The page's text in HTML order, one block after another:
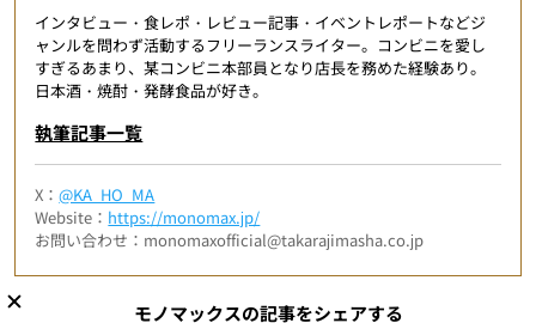
インタビュー・食レポ・レビュー記事・イベントレポートなどジ
ャンルを問わず活動するフリーランスライター。コンビニを愛し
すぎるあまり、某コンビニ本部員となり店長を務めた経験あり。
日本酒・焼酎・発酵食品が好き。
執筆記事一覧
X：@KA_HO_MA
Website： https://monomax.jp/
お問い合わせ：monomaxofficial@takarajimasha.co.jp
モノマックスの記事をシェアする